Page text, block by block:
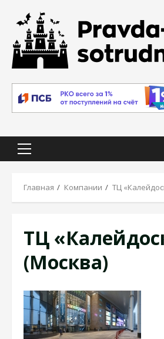
content
Primary
Главная Компании ТЦ
ТЦ
(Москва)